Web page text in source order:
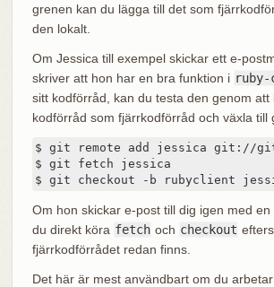
grenen kan du lägga till det som
den lokalt.
Om Jessica till exempel skickar ett e-
skriver att hon har en bra funktion i
sitt kodförråd, kan du testa den genom att
kodförråd som fjärrkodförråd och växla till
$ git remote add jessica git://
$ git fetch jessica
$ git checkout -b rubyclient
Om hon skickar e-post till dig igen med
du direkt köra fetch och checkout
fjärrkodförrådet redan finns.
Det här är mest användbart om du